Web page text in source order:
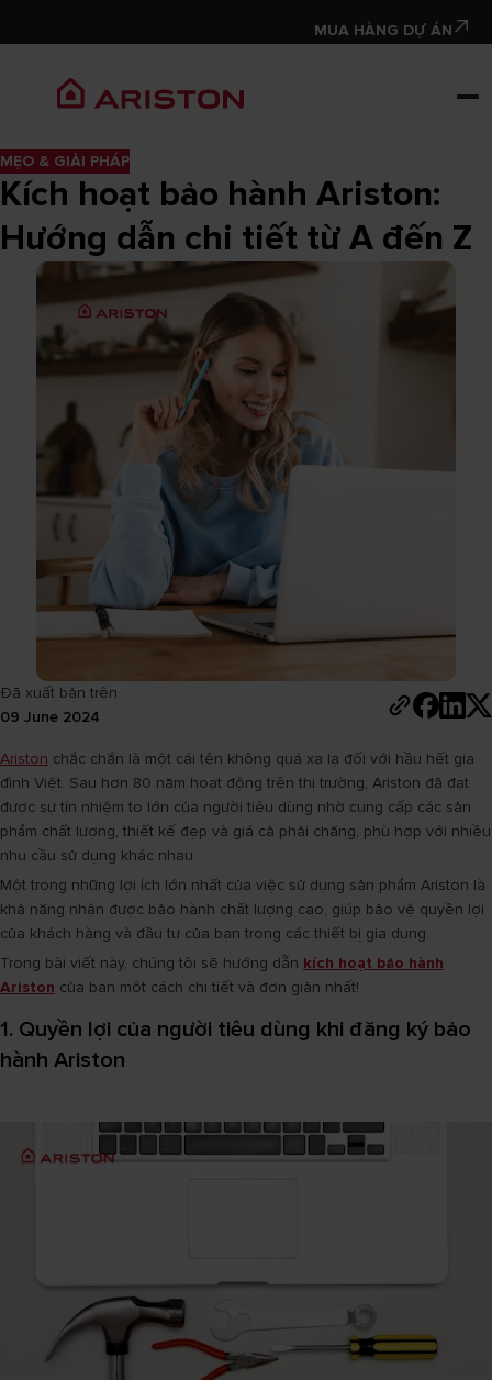
MUA HÀNG DỰ ÁN
MẸO & GIẢI PHÁP
Kích hoạt bảo hành Ariston:
Hướng dẫn chi tiết từ A đến Z
Đã xuất bản trên
09 June 2024
Ariston chắc chắn là một cái tên không quá xa lạ đối với hầu hết gia
đình Việt. Sau hơn 80 năm hoạt động trên thị trường, Ariston đã đạt
được sự tín nhiệm to lớn của người tiêu dùng nhờ cung cấp các sản
phẩm chất lượng, thiết kế đẹp và giá cả phải chăng, phù hợp với nhiều
nhu cầu sử dụng khác nhau.
Một trong những lợi ích lớn nhất của việc sử dụng sản phẩm Ariston là
khả năng nhận được bảo hành chất lượng cao, giúp bảo vệ quyền lợi
của khách hàng và đầu tư của bạn trong các thiết bị gia dụng.
Trong bài viết này, chúng tôi sẽ hướng dẫn kích hoạt bảo hành
Ariston của bạn một cách chi tiết và đơn giản nhất!
1. Quyền lợi của người tiêu dùng khi đăng ký bảo
hành Ariston